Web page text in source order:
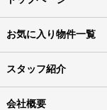
お気に入り物件一覧
スタッフ紹介
会社概要